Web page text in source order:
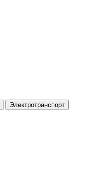
Электротранспорт